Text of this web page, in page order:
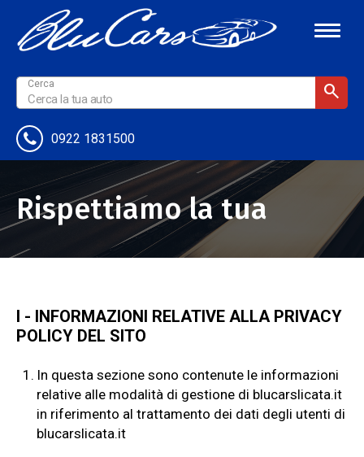
0922 1831500
Rispettiamo la tua
Privacy
I - INFORMAZIONI RELATIVE ALLA PRIVACY
POLICY DEL SITO
1. In questa sezione sono contenute le informazioni
relative alle modalità di gestione di blucarslicata.it
in riferimento al trattamento dei dati degli utenti di
blucarslicata.it